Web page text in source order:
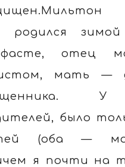
родился
отец
мать —
было
(оба —
я почти на